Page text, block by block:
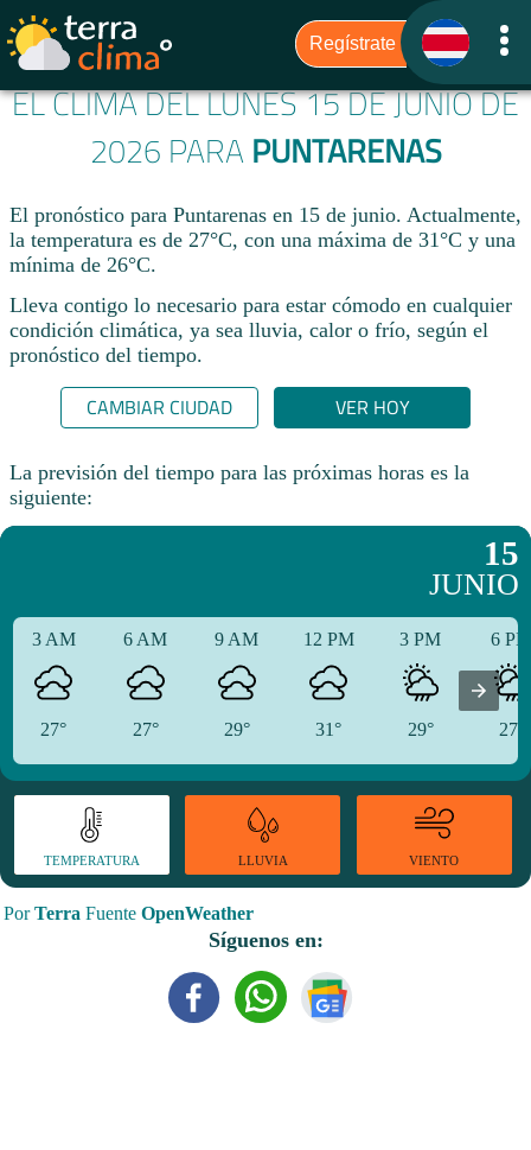
EL CLIMA DEL LUNES 15 DE JUNIO DE
2026 PARA PUNTARENAS
El pronóstico para Puntarenas en 15 de junio. Actualmente,
la temperatura es de 27°C, con una máxima de 31°C y una
mínima de 26°C.
Lleva contigo lo necesario para estar cómodo en cualquier
condición climática, ya sea lluvia, calor o frío, según el
pronóstico del tiempo.
CAMBIAR CIUDAD VER HOY
La previsión del tiempo para las próximas horas es la
siguiente:
15
JUNIO
3 AM
27°
6 AM
27°
9 AM
29°
12 PM
31°
3 PM
29°
6
27°
TEMPERATURA LLUVIA VIENTO
PorTerra Fuente OpenWeather
Síguenos en: